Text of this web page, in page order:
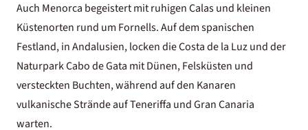
Auch Menorca begeistert mit ruhigen Calas und kleinen
Küstenorten rund um Fornells. Auf dem spanischen
Festland, inAndalusien, locken die Costa de la Luz und der
Naturpark Cabo de Gata mit Dünen, Felsküsten und
versteckten Buchten, während auf den Kanaren
vulkanische Strände auf Teneriffa und Gran Canaria
warten.